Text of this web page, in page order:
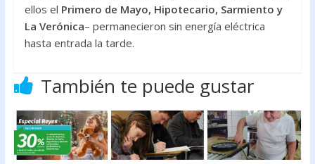
ellos el Primero de Mayo, Hipotecario, Sarmiento y
La Verónica– permanecieron sin energía eléctrica
hasta entrada la tarde.
También te puede gustar